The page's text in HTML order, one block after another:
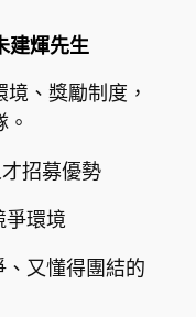
建煇先生
、獎勵制度，
招募優勢
爭環境
又懂得團結的